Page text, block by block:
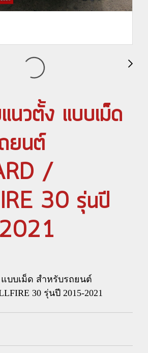
นวตั้ง แบบเม็ด
ยนต์
/
30 รุ่นปี
บบเม็ด สำหรับรถยนต์
30 รุ่นปี 2015-2021